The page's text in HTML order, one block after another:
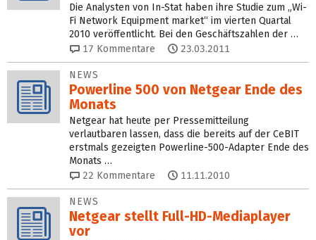
Die Analysten von In-Stat haben ihre Studie zum „Wi-
Fi Network Equipment market“ im vierten Quartal
2010 veröffentlicht. Bei den Geschäftszahlen der …
17 Kommentare 23.03.2011
NEWS
Powerline 500 von Netgear Ende des
Monats
Netgear hat heute per Pressemitteilung
verlautbaren lassen, dass die bereits auf der CeBIT
erstmals gezeigten Powerline-500-Adapter Ende des
Monats …
22 Kommentare 11.11.2010
NEWS
Netgear stellt Full-HD-Mediaplayer
vor